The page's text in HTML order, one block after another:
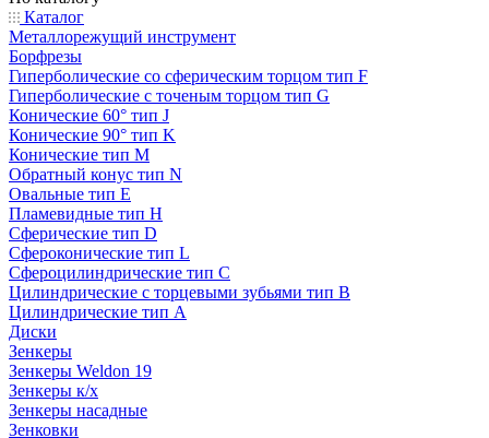
Каталог
Металлорежущий инструмент
Борфрезы
Гиперболические cо сферическим торцом тип F
Гиперболические с точеным торцом тип G
Конические 60° тип J
Конические 90° тип K
Конические тип M
Обратный конус тип N
Овальные тип E
Пламевидные тип H
Сферические тип D
Сфероконические тип L
Сфероцилиндрические тип C
Цилиндрические с торцевыми зубьями тип B
Цилиндрические тип А
Диски
Зенкеры
Зенкеры Weldon 19
Зенкеры к/х
Зенкеры насадные
Зенковки